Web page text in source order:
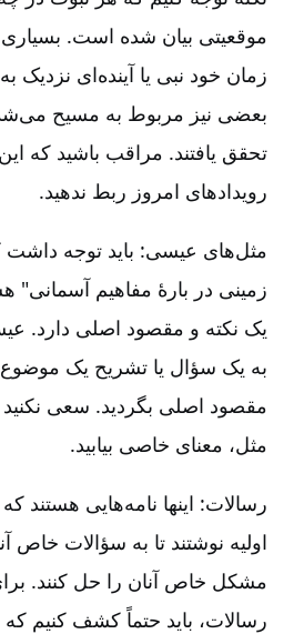
موقعیتی بیان شده است‌.
زمان خود نبی یا آینده‌ای نزدیک
بعضی نیز مربوط به مسیح
تحقق یافتند. مراقب باشید که
رویدادهای امروز ربط ندهید.
مثل‌های عیسی‌:‌ باید توجه داشت
زمینی در بارۀ مفاهیم آسمانی‌"
یک نکته و مقصود اصلی دارد.
به یک سؤال یا تشریح یک موضوع
مقصود اصلی بگردید. سعی
مثل‌، معنای خاصی بیابید.
رسالات‌:‌ اینها نامه‌هایی هستند
اولیه نوشتند تا به سؤالات خاص
مشکل خاص آنان را حل کنند.
رسالات‌، باید حتماً کشف کنیم که